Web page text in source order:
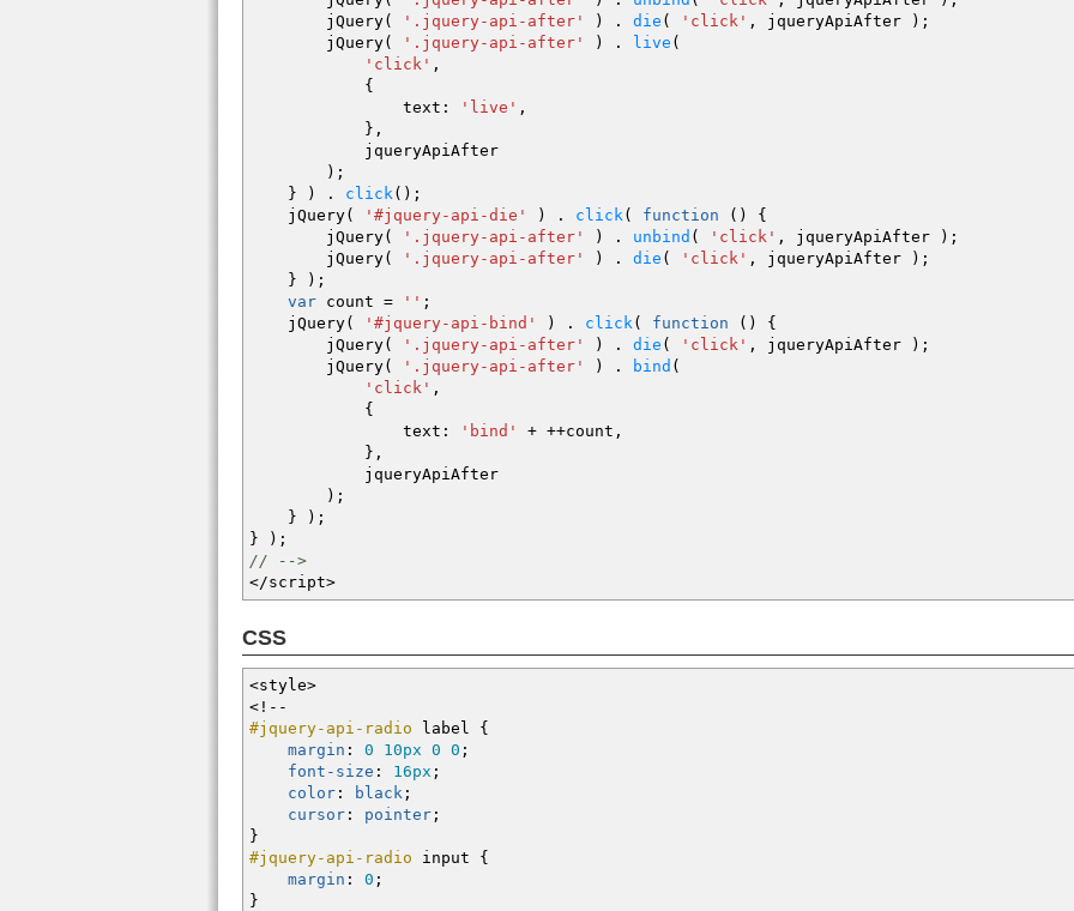
jQuery( '.jquery-api-after' ) . die ( 'click' , jqueryApiAfter ) ;
jQuery( '.jquery-api-after' ) . live (
'click' ,
{
text : 'live' ,
} ,
jqueryApiAfter
) ;
}
) . click( ) ;
jQuery( '#jquery-api-die' ) . click( function ( )
{
jQuery( '.jquery-api-after' ) . unbind ( 'click' , jqueryApiAfter ) ;
jQuery( '.jquery-api-after' ) . die ( 'click' , jqueryApiAfter ) ;
}
) ;
var count = '' ;
jQuery( '#jquery-api-bind' ) . click( function ( )
{
jQuery( '.jquery-api-after' ) . die ( 'click' , jqueryApiAfter ) ;
jQuery( '.jquery-api-after' ) . bind (
'click' ,
{
text : 'bind' + ++count ,
} ,
jqueryApiAfter
) ;
}
) ;
}
) ;
// -->
</script>
CSS
<style>
<!--
#jquery-api-radio label {
margin : 0 10px 0 0 ;
font-size : 16px ;
color : black ;
cursor : pointer ;
}
#jquery-api-radio input {
margin : 0 ;
}